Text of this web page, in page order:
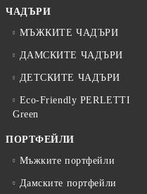
ЧАДЪРИ
МЪЖКИТЕ ЧАДЪРИ
ДАМСКИТЕ ЧАДЪРИ
ДЕТСКИТЕ ЧАДЪРИ
Eco-Friendly PERLETTI
Green
ПОРТФЕЙЛИ
Мъжките портфейли
Дамските портфейли